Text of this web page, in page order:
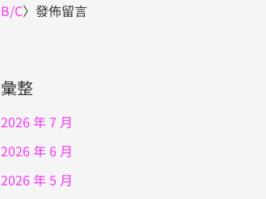
B/C〉發佈留言
彙整
2026 年 7 月
2026 年 6 月
2026 年 5 月